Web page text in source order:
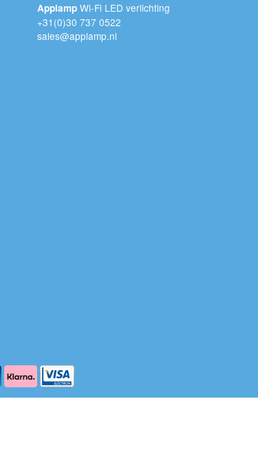
Applamp Wi-Fi LED verlichting
+31(0)30 737 0522
sales@applamp.nl